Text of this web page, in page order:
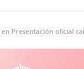
en Presentación oficial